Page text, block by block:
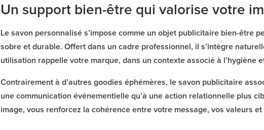
Un support bien-être qui valorise votre
Le savon personnalisé s’impose comme un objet publicitaire bien-être
sobre et durable. Offert dans un cadre professionnel, il s’intègre
utilisation rappelle votre marque, dans un contexte associé à l’hygiène
Contrairement à d’autres goodies éphémères, le savon publicitaire
une communication événementielle qu’à une action relationnelle plus
image, vous renforcez la cohérence entre votre message, vos valeurs